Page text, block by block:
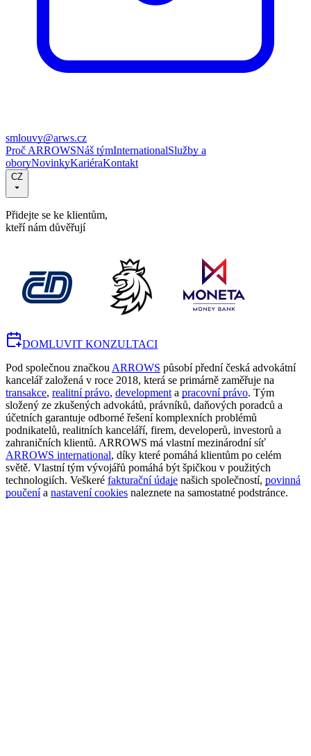
smlouvy@arws.cz
Proč ARROWSNáš týmInternationalSlužby a
oboryNovinkyKariéraKontakt
CZ
Přidejte se ke klientům,
kteří nám důvěřují
DOMLUVIT KONZULTACI
Pod společnou značkou ARROWS působí přední česká advokátní
kancelář založená v roce 2018, která se primárně zaměřuje na
transakce, realitní právo, development a pracovní právo. Tým
složený ze zkušených advokátů, právníků, daňových poradců a
účetních garantuje odborné řešení komplexních problémů
podnikatelů, realitních kanceláří, firem, developerů, investorů a
zahraničních klientů. ARROWS má vlastní mezinárodní síť
ARROWS international, díky které pomáhá klientům po celém
světě. Vlastní tým vývojářů pomáhá být špičkou v použitých
technologiích. Veškeré fakturační údaje našich společností, povinná
poučenía nastavení cookies naleznete na samostatné podstránce.